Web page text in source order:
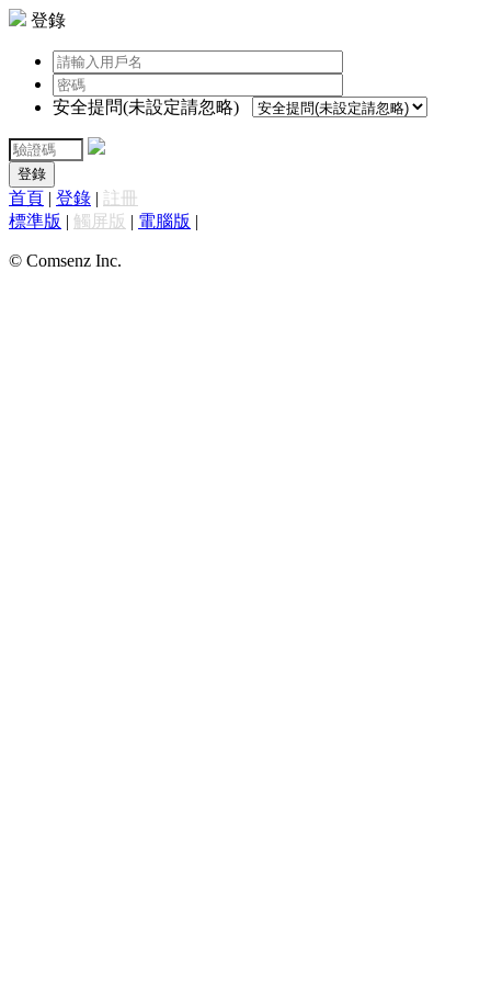
登錄
安全提問(未設定請忽略)
登錄
首頁 | 登錄 | 註冊
標準版 | 觸屏版 | 電腦版 |
© Comsenz Inc.